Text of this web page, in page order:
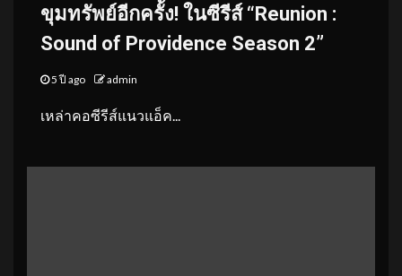
ขุมทรัพย์อีกครั้ง! ในซีรีส์ “Reunion :
Sound of Providence Season 2”
5 ปี ago admin
เหล่าคอซีรีส์แนวแอ็ค...